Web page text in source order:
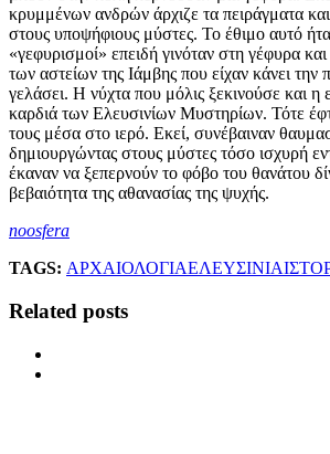
κρυμμένων ανδρών άρχιζε τα πειράγματα
στους υποψήφιους μύστες. Το έθιμο αυτό
«γεφυρισμοί» επειδή γινόταν στη γέφυρα
των αστείων της Ιάμβης που είχαν κάνει
γελάσει. Η νύχτα που μόλις ξεκινούσε και η
καρδιά των Ελευσινίων Μυστηρίων. Τότε
τους μέσα στο ιερό. Εκεί, συνέβαιναν
δημιουργώντας στους μύστες τόσο ισχυρή
έκαναν να ξεπερνούν το φόβο του θανάτου
βεβαιότητα της αθανασίας της ψυχής.
noosfera
TAGS: ΑΡΧΑΙΟΛΟΓΙΑΕΛΕΥΣΙΝΙΑ
Related posts